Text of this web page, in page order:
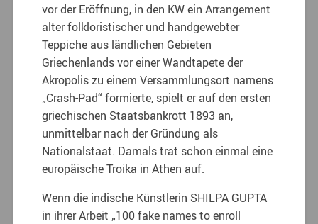
vor der Eröffnung, in den KW ein Arrangement
alter folkloristischer und handgewebter
Teppiche aus ländlichen Gebieten
Griechenlands vor einer Wandtapete der
Akropolis zu einem Versammlungsort namens
„Crash-Pad“ formierte, spielt er auf den ersten
griechischen Staatsbankrott 1893 an,
unmittelbar nach der Gründung als
Nationalstaat. Damals trat schon einmal eine
europäische Troika in Athen auf.
Wenn die indische Künstlerin SHILPA GUPTA
in ihrer Arbeit „100 fake names to enroll